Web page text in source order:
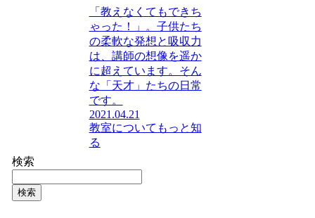
「教えなくてもできち
ゃった！」。子供たち
の柔軟な発想と吸収力
は、講師の想像を遥か
に超えています。そん
な「天才」たちの日常
です。
2021.04.21
教室についてもっと知
る
検索
検索